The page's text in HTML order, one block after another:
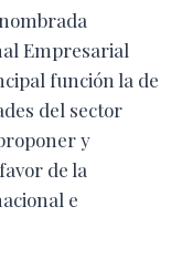
Empresarial
función la de
del sector
y
de la
e